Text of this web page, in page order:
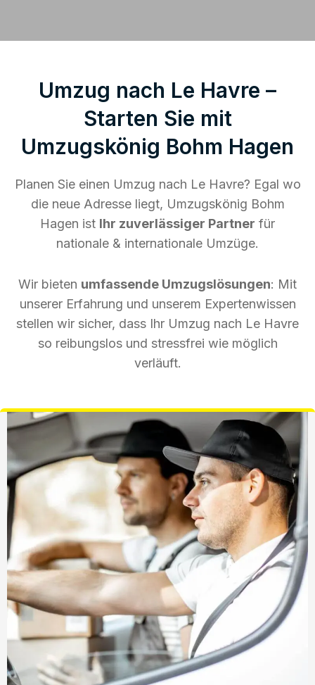
Umzug nach Le Havre –
Starten Sie mit
Umzugskönig Bohm Hagen
Planen Sie einen Umzug nach Le Havre? Egal wo
die neue Adresse liegt, Umzugskönig Bohm
Hagen ist Ihr zuverlässiger Partner für
nationale & internationale Umzüge.
Wir bieten umfassende Umzugslösungen: Mit
unserer Erfahrung und unserem Expertenwissen
stellen wir sicher, dass Ihr Umzug nach Le Havre
so reibungslos und stressfrei wie möglich
verläuft.